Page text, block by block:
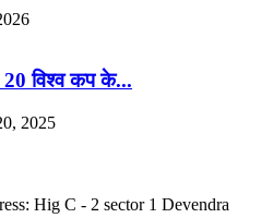
20 विश्व कप के...
2025
Hig C - 2 sector 1 Devendra